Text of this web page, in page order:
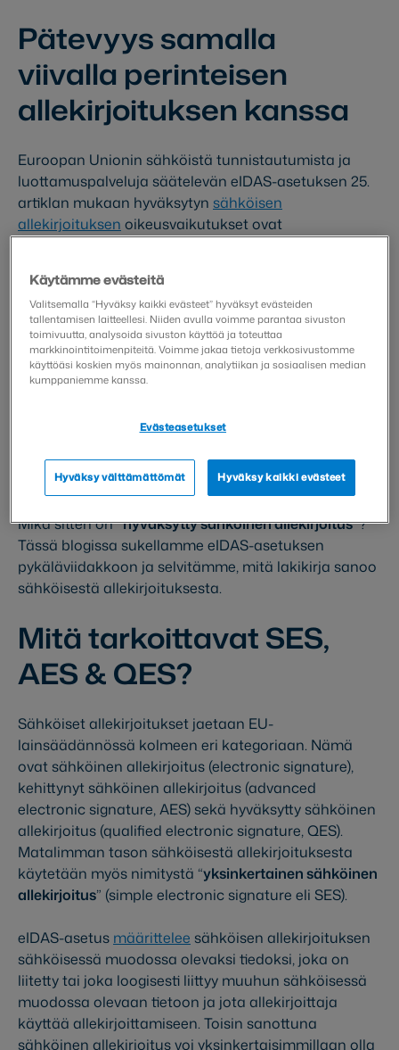
Pätevyys samalla
viivalla perinteisen
allekirjoituksen kanssa
Euroopan Unionin sähköistä tunnistautumista ja
luottamuspalveluja säätelevän eIDAS-asetuksen 25.
artiklan mukaan hyväksytyn sähköisen
allekirjoituksen oikeusvaikutukset ovat
Vaikka sähköisen allekirjoituksen yhtäläisistä
oikeusseuraamuksista säätävässä eIDAS-asetuksen
kohdassa mainitaan erikseen vain hyväksytty
sähköinen allekirjoitus (QES), saman artiklan
ensimmäinen kohta määrää, ettei sähköisen
sillä perusteella, että se on sähköisessä muodossa tai
että se ei täytä hyväksyttyjen sähköisten
allekirjoitusten vaatimuksia.
Mikä sitten on“hyväksytty sähköinen allekirjoitus”?
Tässä blogissa sukellamme eIDAS-asetuksen
pykäläviidakkoon ja selvitämme, mitä lakikirja sanoo
sähköisestä allekirjoituksesta.
Mitä tarkoittavat SES,
AES & QES?
Sähköiset allekirjoitukset jaetaan EU-
lainsäädännössä kolmeen eri kategoriaan. Nämä
ovat sähköinen allekirjoitus (electronic signature),
kehittynyt sähköinen allekirjoitus (advanced
electronic signature, AES) sekä hyväksytty sähköinen
allekirjoitus (qualified electronic signature, QES).
Matalimman tason sähköisestä allekirjoituksesta
käytetään myös nimitystä “yksinkertainen sähköinen
allekirjoitus” (simple electronic signature eli SES).
eIDAS-asetus määrittelee sähköisen allekirjoituksen
sähköisessä muodossa olevaksi tiedoksi, joka on
liitetty tai joka loogisesti liittyy muuhun sähköisessä
muodossa olevaan tietoon ja jota allekirjoittaja
käyttää allekirjoittamiseen. Toisin sanottuna
sähköinen allekirjoitus voi yksinkertaisimmillaan olla
Käytämme evästeitä
Valitsemalla “Hyväksy kaikki evästeet” hyväksyt evästeiden
tallentamisen laitteellesi. Niiden avulla voimme parantaa sivuston
toimivuutta, analysoida sivuston käyttöä ja toteuttaa
markkinointitoimenpiteitä. Voimme jakaa tietoja verkkosivustomme
käyttöäsi koskien myös mainonnan, analytiikan ja sosiaalisen median
kumppaniemme kanssa.
Evästeasetukset
Hyväksy välttämättömät Hyväksy kaikki evästeet